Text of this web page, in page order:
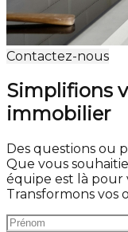
Contactez-nous
Simplifions
immobilier
Des questions ou
Que vous
équipe est là pour
Transformons vos